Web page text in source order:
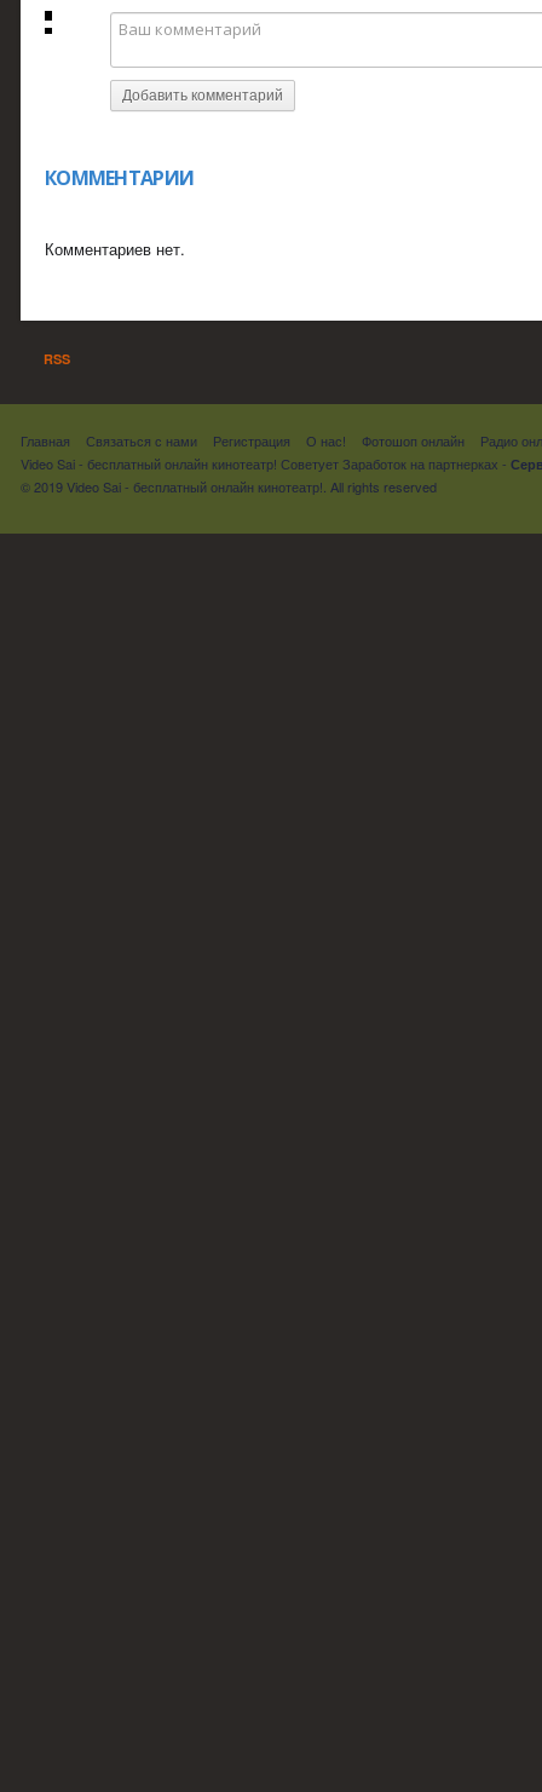
Добавить комментарий
КОММЕНТАРИИ
Комментариев нет.
RSS
Главная Связаться с нами Регистрация О нас! Фотошоп онлайн
Радио
Video Sai - бесплатный онлайн кинотеатр! Советует Заработок на партнерках -
© 2019 Video Sai - бесплатный онлайн кинотеатр!. All rights reserved